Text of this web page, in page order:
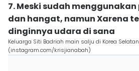
7. Meski sudah
dan hangat, namun Xarena
dinginnya udara di sana
Keluarga Siti Badriah main salju di Korea Selatan
(instagram.com/krisjianabah)